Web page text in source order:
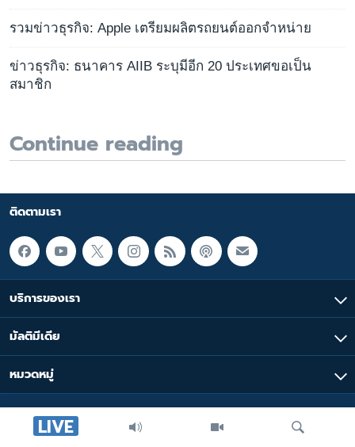
LIVE
รวมข่าวธุรกิจ: Apple เตรียมผลิตรถยนต์ออกจำหน่าย
ข่าวธุรกิจ: ธนาคาร AIIB ระบุมีอีก 20 ประเทศขอเป็น
สมาชิก
Continue reading
ติดตามเรา
บริการของเรา
มัลติมีเดีย
หมวดหมู่